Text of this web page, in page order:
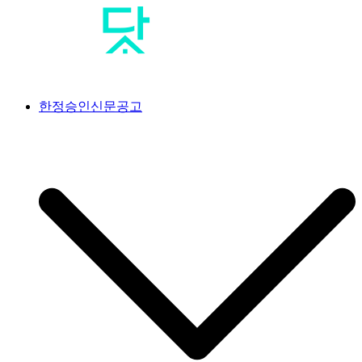
공고닷컴
<br>#공고닷컴 #신문공고대행사 #신문공고 #일간지공고 #일간
서분실공고 #유상옵션계약서분실공고 #발코니확장계약서분실
공고 #분양권분실공고 #사전청약계약서분실공고 #아파트분실
공고 #조합원분실공고 #오피스텔분실공고 #지역주택조합분실
공고 #사전청약계약서분실공고 #임대차계약서분실공고 #골프
회원권분실공고 #골프장분실공고 #골프장회원권분실공고 #회
원증분실공고 #골프회원증분실공고 #콘도회원권분실공고 #리
조트회원권분실공고 #교단탈퇴신문공고 #상속인없는재산의청
산공고 #상속인없는재산의청산신문공고 #상속재산관리인선임
신문공고 #상속재산관리인선임공고 #채권수증공고 #채권수증
신문공고 #분묘개장신문공고 #무연고분묘개장공고 #매각공고
한정승인신문공고